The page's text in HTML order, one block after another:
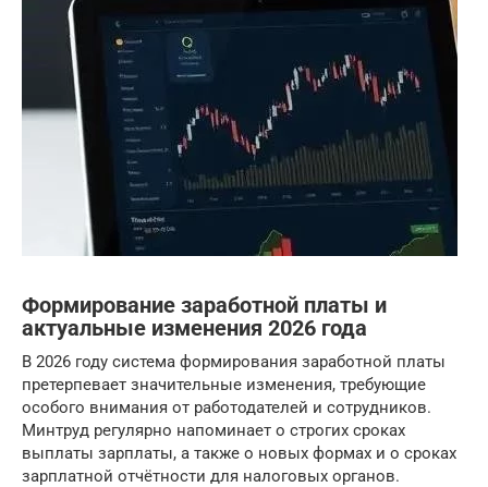
Формирование заработной платы и
актуальные изменения 2026 года
В 2026 году система формирования заработной платы
претерпевает значительные изменения, требующие
особого внимания от работодателей и сотрудников.
Минтруд регулярно напоминает о строгих сроках
выплаты зарплаты, а также о новых формах и о сроках
зарплатной отчётности для налоговых органов.